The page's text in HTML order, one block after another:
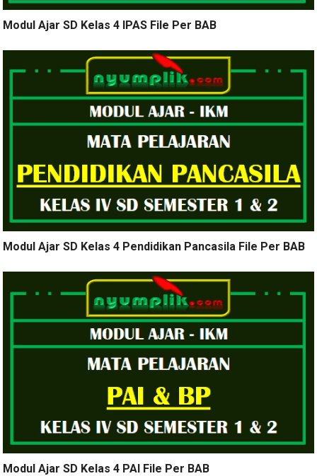
Modul Ajar SD Kelas 4 IPAS File Per BAB
Modul Ajar SD Kelas 4 Pendidikan Pancasila File Per BAB
Modul Ajar SD Kelas 4 PAI File Per BAB